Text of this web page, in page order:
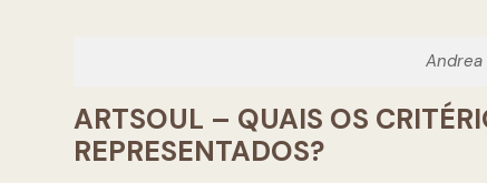
ARTSOUL – QUAIS OS
REPRESENTADOS?